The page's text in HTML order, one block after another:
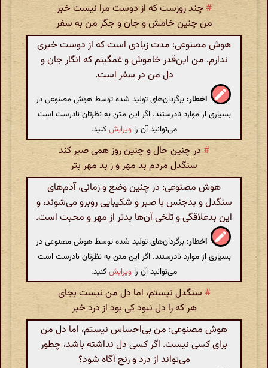
# چند روزست که از دوست مرا نیست خبر
من چنین خامش و جان و جگر من به سفر
هوش مصنوعی: مدت زیادی است که از دوست خبری
ندارم. من این‌قدر خاموش و غمگینم که انگار جان و
دل من در سفر است.
اخطار: برگردان‌های تولید شده توسط هوش مصنوعی در
بسیاری از موارد نادرستند. اگر این متن به نظرتان نادرست است
می‌توانید آن را ویرایشکنید.
# در چنین حال و چنین روز همی صبر کند
سنگدل مردم بد مهر و ز بد مهر بتر
هوش مصنوعی: در چنین وضع و زمانی، آدم‌های
سنگدل و بدجنس با صبر و شکیبایی روبرو می‌شوند، و
این بدعلاقگی و تلخی آن‌ها بدتر از مهر و محبت است.
اخطار: برگردان‌های تولید شده توسط هوش مصنوعی در
بسیاری از موارد نادرستند. اگر این متن به نظرتان نادرست است
می‌توانید آن را ویرایشکنید.
# سنگدل نیستم، اما دل من نیست بجای
هر که را دل نبود کی بود از درد خبر
هوش مصنوعی: من بی‌احساس نیستم، اما دل من
برای کسی نیست. اگر کسی دل نداشته باشد، چطور
می‌تواند از درد و رنج آگاه شود؟